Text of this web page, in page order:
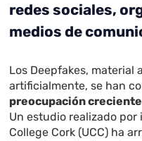
redes sociales,
medios de
Los Deepfakes, material
artificialmente, se han
preocupación
Un estudio realizado
College Cork (UCC) ha